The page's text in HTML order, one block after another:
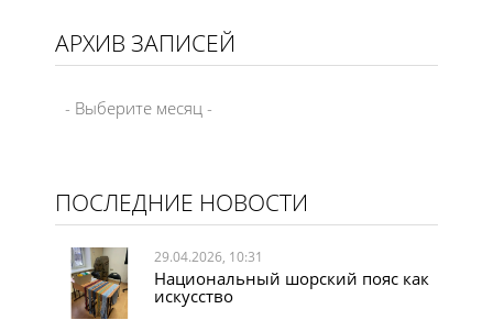
АРХИВ ЗАПИСЕЙ
ПОСЛЕДНИЕ НОВОСТИ
29.04.2026, 10:31
Национальный шорский пояс как
искусство